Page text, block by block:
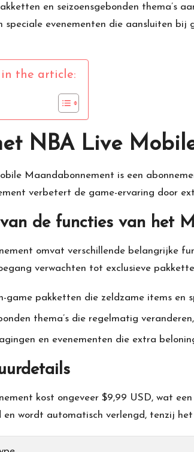
en seizoensgebonden thema’s
speciale evenementen die aansluiten
in the article:
NBA Live
Maandabonnement is een
verbetert de game-ervaring door
de functies van het
omvat verschillende belangrijke
verwachten tot exclusieve
game pakketten die zeldzame items en
thema’s die regelmatig
en evenementen die extra
kost ongeveer $9,99 USD, wat
en wordt automatisch verlengd, tenzij